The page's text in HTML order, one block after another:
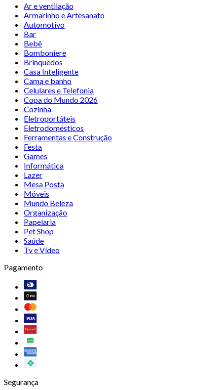
Ar e ventilação
Armarinho e Artesanato
Automotivo
Bar
Bebê
Bomboniere
Brinquedos
Casa Inteligente
Cama e banho
Celulares e Telefonia
Copa do Mundo 2026
Cozinha
Eletroportáteis
Eletrodomésticos
Ferramentas e Construção
Festa
Games
Informática
Lazer
Mesa Posta
Móveis
Mundo Beleza
Organização
Papelaria
Pet Shop
Saúde
Tv e Vídeo
Pagamento
Segurança